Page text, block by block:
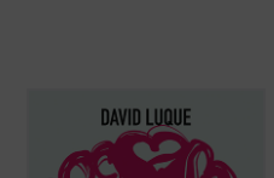
David Luque investiga la teoría de la
«educación liberal» a fin de hablar sobre el
amor: el amor a los libros, el amor a las
criaturas y el amor divino. Un conjunto de
ensayos que pueden ser leídos